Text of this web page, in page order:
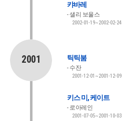
캬바레
샐리 보울스
2002-01-19~2002-02-24
2001 틱틱붐
수잔
2001-12-01~2001-12-09
키스 미, 케이트
로아레인
2001-07-05~2001-10-03